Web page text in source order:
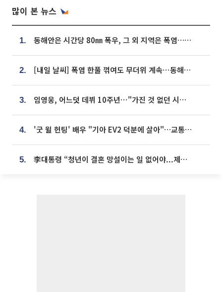
많이 본 뉴스
1. 동해안은 시간당 80㎜ 폭우, 그 외 지역은 폭염…‘극과 극 날씨’
2. [내일 날씨] 폭염 한풀 꺾여도 무더위 계속⋯동해안 이틀 연속 비
3. 임영웅, 어느덧 데뷔 10주년⋯"가진 것 없던 시절, 내 앞엔 20명의 팬뿐"
4. '굿 윌 헌팅' 배우 "기아 EV2 덕분에 살아"…교통사고 후 안전성 극찬
5. 李대통령 “청년이 결혼 망설이는 일 없어야...제도상 불이익 조사”